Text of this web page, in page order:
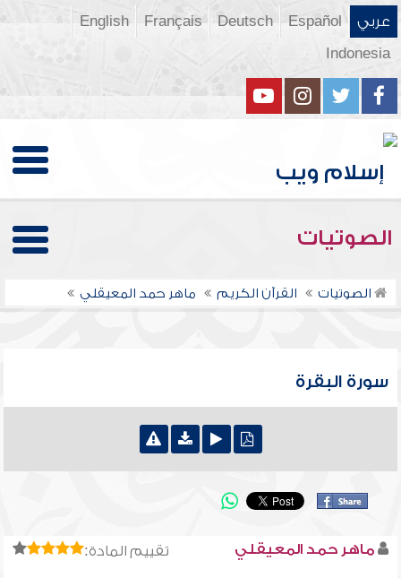
عربي Español
Deutsch
Français
English
Indonesia
الصوتيات
الصوتيات القرآن الكريم ماهر حمد المعيقلي
سورة البقرة
تقييم المادة: ماهر حمد المعيقلي